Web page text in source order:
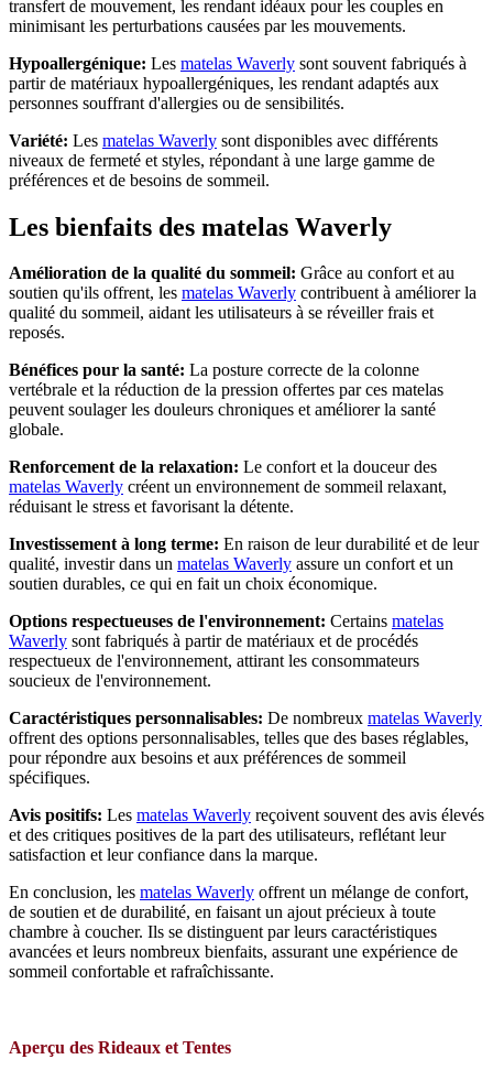
transfert de mouvement, les rendant idéaux pour les couples en
minimisant les perturbations causées par les mouvements.
Hypoallergénique: Les matelas Waverly sont souvent fabriqués à
partir de matériaux hypoallergéniques, les rendant adaptés aux
personnes souffrant d'allergies ou de sensibilités.
Variété: Les matelas Waverly sont disponibles avec différents
niveaux de fermeté et styles, répondant à une large gamme de
préférences et de besoins de sommeil.
Les bienfaits des matelas Waverly
Amélioration de la qualité du sommeil: Grâce au confort et au
soutien qu'ils offrent, les matelas Waverly contribuent à améliorer la
qualité du sommeil, aidant les utilisateurs à se réveiller frais et
reposés.
Bénéfices pour la santé: La posture correcte de la colonne
vertébrale et la réduction de la pression offertes par ces matelas
peuvent soulager les douleurs chroniques et améliorer la santé
globale.
Renforcement de la relaxation: Le confort et la douceur des
matelas Waverly créent un environnement de sommeil relaxant,
réduisant le stress et favorisant la détente.
Investissement à long terme: En raison de leur durabilité et de leur
qualité, investir dans un matelas Waverly assure un confort et un
soutien durables, ce qui en fait un choix économique.
Options respectueuses de l'environnement: Certains matelas
Waverly sont fabriqués à partir de matériaux et de procédés
respectueux de l'environnement, attirant les consommateurs
soucieux de l'environnement.
Caractéristiques personnalisables: De nombreux matelas Waverly
offrent des options personnalisables, telles que des bases réglables,
pour répondre aux besoins et aux préférences de sommeil
spécifiques.
Avis positifs: Les matelas Waverly reçoivent souvent des avis élevés
et des critiques positives de la part des utilisateurs, reflétant leur
satisfaction et leur confiance dans la marque.
En conclusion, les matelas Waverly offrent un mélange de confort,
de soutien et de durabilité, en faisant un ajout précieux à toute
chambre à coucher. Ils se distinguent par leurs caractéristiques
avancées et leurs nombreux bienfaits, assurant une expérience de
sommeil confortable et rafraîchissante.
Aperçu des Rideaux et Tentes